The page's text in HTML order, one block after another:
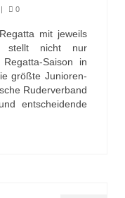
| 0
mit jeweils
stellt nicht nur
Saison in
größte Junioren-
Ruderverband
entscheidende